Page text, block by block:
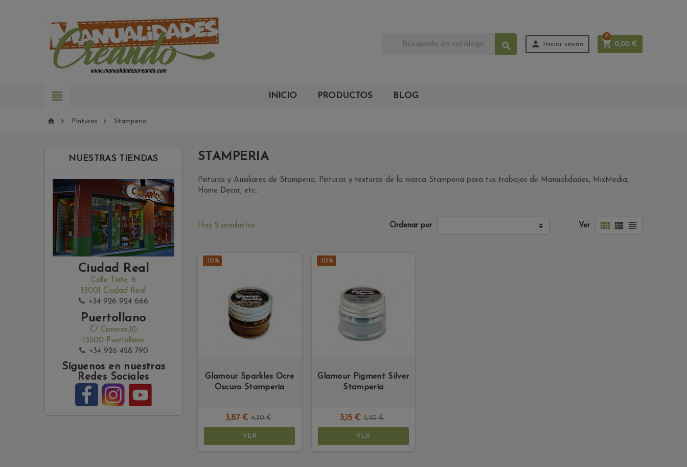
  Iniciar sesión  0,00 €
0
 INICIO PRODUCTOS BLOG
  Pinturas  Stamperia
NUESTRAS TIENDAS
Ciudad Real
Calle Tinte, 6
13001 Ciudad Real
+34 926 924 666
Puertollano
C/ Cisneros,10
13500 Puertollano
+34 926 428 790
Síguenos en nuestras
Redes Sociales
STAMPERIA
Pinturas y Auxiliares de Stamperia. Pinturas y texturas de la marca Stamperia para tus trabajos de Manualidades, MixMedia,
Home Decor, etc..
Hay 2 productos. Ordenar por Ver   
-10%
Glamour Sparkles Ocre
Oscuro Stamperia
3,87 € 4,30 €
VER
-10%
Glamour Pigment Silver
Stamperia
3,15 € 3,50 €
VER